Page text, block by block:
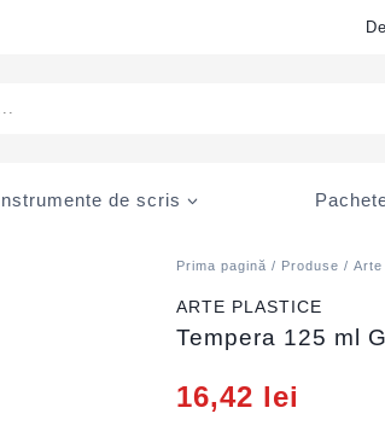
de scris
Prima pagină / Produse /
ARTE PLASTICE
Tempera 125 ml
16,42 lei